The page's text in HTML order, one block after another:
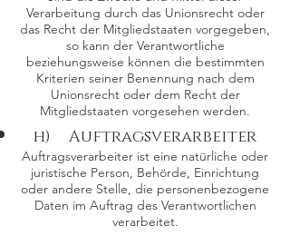
Verarbeitung durch das Unionsrecht oder
das Recht der Mitgliedstaaten vorgegeben,
so kann der Verantwortliche
beziehungsweise können die bestimmten
Kriterien seiner Benennung nach dem
Unionsrecht oder dem Recht der
Mitgliedstaaten vorgesehen werden.
h) Auftragsverarbeiter
Auftragsverarbeiter ist eine natürliche oder
juristische Person, Behörde, Einrichtung
oder andere Stelle, die personenbezogene
Daten im Auftrag des Verantwortlichen
verarbeitet.